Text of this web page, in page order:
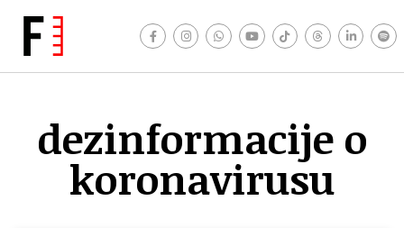
dezinformacije o
koronavirusu